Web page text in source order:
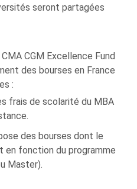
seront partagées
CGM Excellence Fund
des bourses en France
:
frais de scolarité du MBA
des bourses dont le
en fonction du programme
Master).